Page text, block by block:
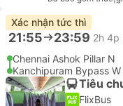
Xác nhận tức thì
21:55 23:59 2h 4p
Chennai Ashok Pillar N
Kanchipuram Bypass W
Tiêu
FlixBus